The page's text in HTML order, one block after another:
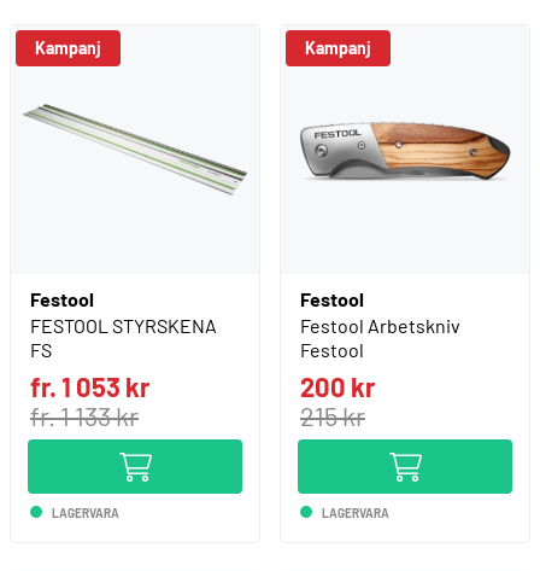
Kampanj
Festool
FESTOOL STYRSKENA
FS
fr. 1 053 kr
fr. 1 133 kr
LAGERVARA
Kampanj
Festool
Festool Arbetskniv
Festool
200 kr
215 kr
LAGERVARA